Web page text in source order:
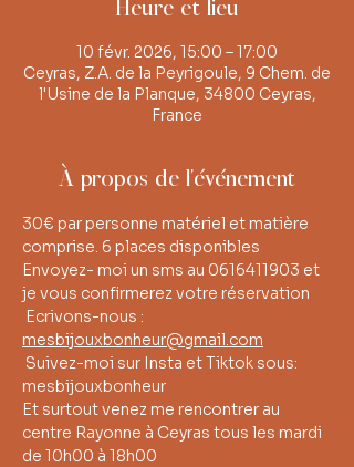
Heure et lieu
10 févr. 2026, 15:00 – 17:00
Ceyras, Z.A. de la Peyrigoule, 9 Chem. de
l'Usine de la Planque, 34800 Ceyras,
France
À propos de l'événement
30€ par personne matériel et matière
comprise. 6 places disponibles
Envoyez- moi un sms au 0616411903 et
je vous confirmerez votre réservation
Ecrivons-nous :
mesbijouxbonheur@gmail.com
Suivez-moi sur Insta et Tiktok sous:
mesbijouxbonheur
Et surtout venez me rencontrer au
centre Rayonne à Ceyras tous les mardi
de 10h00 à 18h00